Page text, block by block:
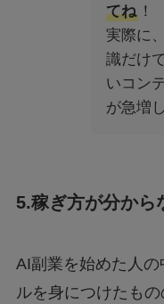
てね！
実際に
識だけ
いコン
が急増
5.稼ぎ方が分から
AI副業を始めた人
ルを身につけたも